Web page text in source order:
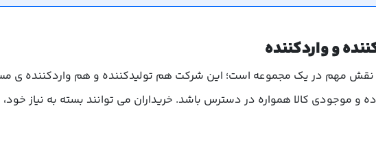
و واردکننده
نقش مهم در یک مجموعه است؛ این شرکت هم تولیدکننده و هم واردکننده ی
موجودی کالا همواره در دسترس باشد. خریداران می توانند بسته به نیاز